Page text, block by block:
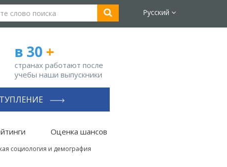
Русский
в 30 +
странах работают после
учебы наши выпускники
Оценка шансов
социология и демография